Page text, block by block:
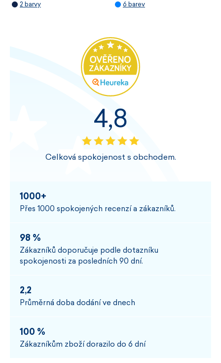
2 barvy 6 barev
4,8
Celková spokojenost s obchodem.
1000+
Přes 1000 spokojených recenzí a zákazníků.
98 %
Zákazníků doporučuje podle dotazníku
spokojenosti za posledních 90 dní.
2,2
Průměrná doba dodání ve dnech
100 %
Zákazníkům zboží dorazilo do 6 dní